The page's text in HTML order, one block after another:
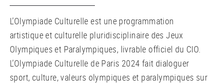
L’Olympiade Culturelle est une programmation
artistique et culturelle pluridisciplinaire des Jeux
Olympiques et Paralympiques, livrable officiel du CIO.
L’Olympiade Culturelle de Paris 2024 fait dialoguer
sport, culture, valeurs olympiques et paralympiques sur